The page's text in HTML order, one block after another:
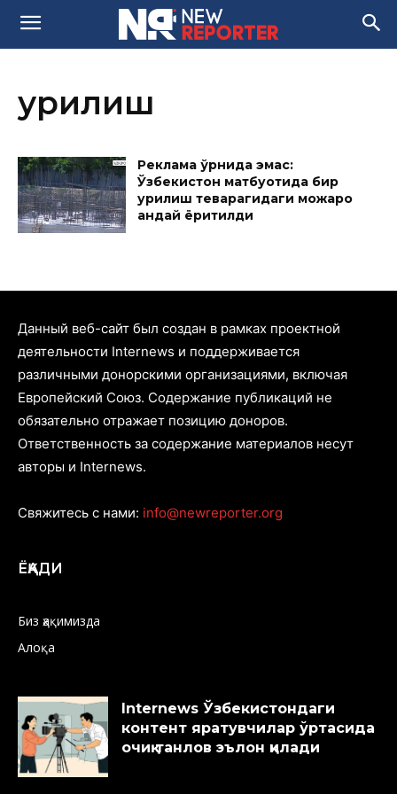
қурилиш
Реклама ўрнида эмас:
Ўзбекистон матбуотида бир
қурилиш теварагидаги можаро
қандай ёритилди
Данный веб-сайт был создан в рамках проектной
деятельности Internews и поддерживается
различными донорскими организациями, включая
Европейский Союз. Содержание публикаций не
обязательно отражает позицию доноров.
Ответственность за содержание материалов несут
авторы и Internews.
Свяжитесь с нами: info@newreporter.org
ЁҚАДИ
Биз ҳақимизда
Алоқа
Internews Ўзбекистондаги
контент яратувчилар ўртасида
очиқ танлов эълон қилади